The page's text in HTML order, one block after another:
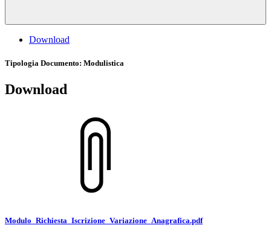
Download
Tipologia Documento: Modulistica
Download
Modulo_Richiesta_Iscrizione_Variazione_Anagrafica.pdf